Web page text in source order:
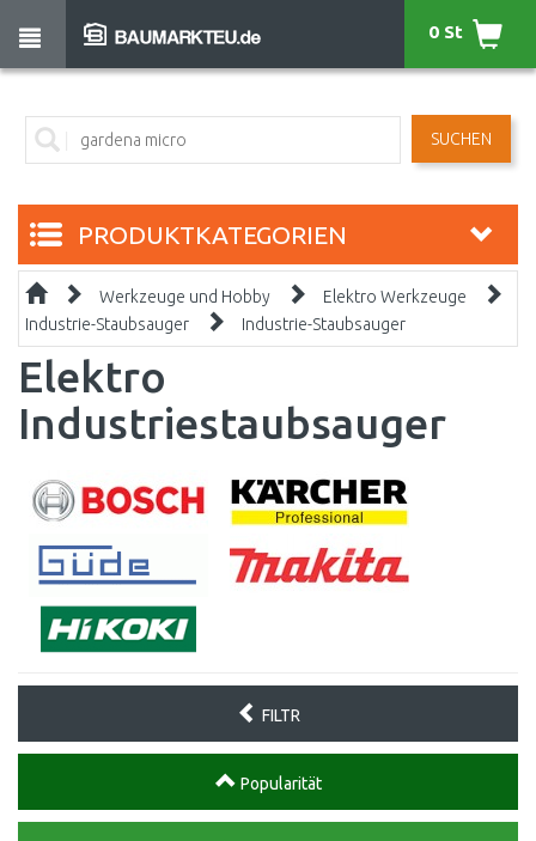
SUCHEN
0 St
PRODUKTKATEGORIEN
Werkzeuge und Hobby
Elektro Werkzeuge
Industrie-Staubsauger
Industrie-Staubsauger
Elektro
Industriestaubsauger
FILTR
Popularität